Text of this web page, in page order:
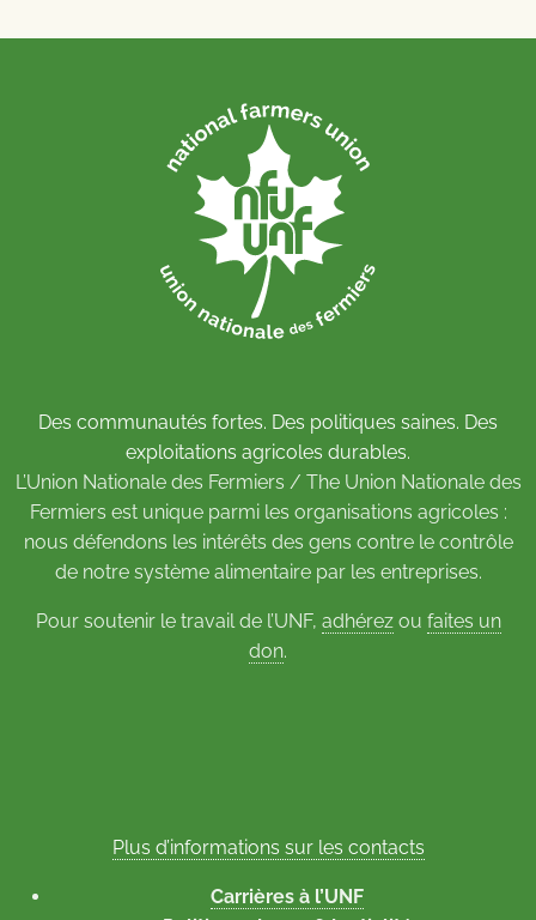
Des communautés fortes. Des politiques saines. Des
exploitations agricoles durables.
L’Union Nationale des Fermiers / The Union Nationale des
Fermiers est unique parmi les organisations agricoles :
nous défendons les intérêts des gens contre le contrôle
de notre système alimentaire par les entreprises.
Pour soutenir le travail de l’UNF, adhérezou faites un
don.
Plus d’informations sur les contacts
Carrières à l’UNF